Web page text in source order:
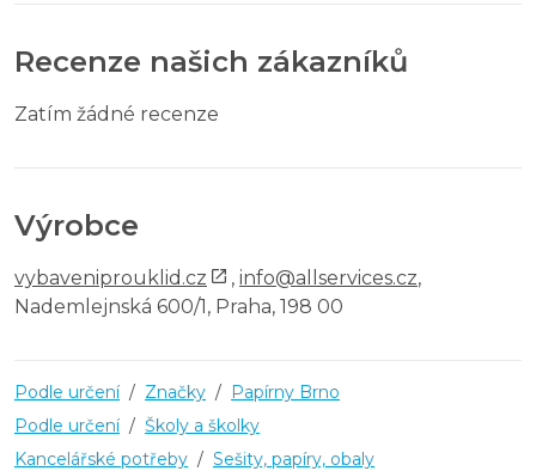
Recenze našich zákazníků
Zatím žádné recenze
Výrobce
vybaveniprouklid.cz , info@allservices.cz,
Nademlejnská 600/1, Praha, 198 00
Podle určení / Značky / Papírny Brno
Podle určení / Školy a školky
Kancelářské potřeby / Sešity, papíry, obaly